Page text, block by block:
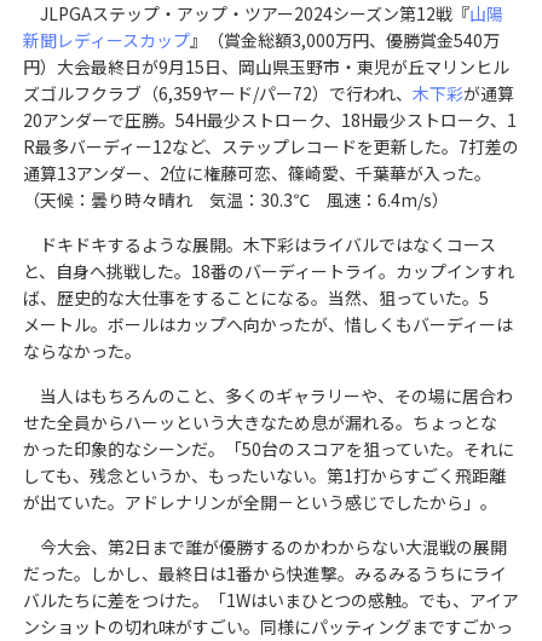
JLPGAステップ・アップ・ツアー2024シーズン第12戦『山陽
新聞レディースカップ』（賞金総額3,000万円、優勝賞金540万
円）大会最終日が9月15日、岡山県玉野市・東児が丘マリンヒル
ズゴルフクラブ（6,359ヤード/パー72）で行われ、 木下彩が通算
20アンダーで圧勝。54H最少ストローク、18H最少ストローク、1
R最多バーディー12など、ステップレコードを更新した。7打差の
通算13アンダー、2位に権藤可恋、篠崎愛、千葉華が入った。
（天候：曇り時々晴れ 気温：30.3℃ 風速：6.4m/s）
ドキドキするような展開。木下彩はライバルではなくコース
と、自身へ挑戦した。18番のバーディートライ。カップインすれ
ば、歴史的な大仕事をすることになる。当然、狙っていた。5
メートル。ボールはカップへ向かったが、惜しくもバーディーは
ならなかった。
当人はもちろんのこと、多くのギャラリーや、その場に居合わ
せた全員からハーッという大きなため息が漏れる。ちょっとな
かった印象的なシーンだ。「50台のスコアを狙っていた。それに
しても、残念というか、もったいない。第1打からすごく飛距離
が出ていた。アドレナリンが全開－という感じでしたから」。
今大会、第2日まで誰が優勝するのかわからない大混戦の展開
だった。しかし、最終日は1番から快進撃。みるみるうちにライ
バルたちに差をつけた。「1Wはいまひとつの感触。でも、アイア
ンショットの切れ味がすごい。同様にパッティングまですごかっ